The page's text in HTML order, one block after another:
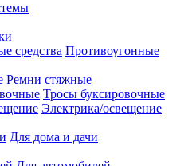
Противоугонные
Ремни стяжные
Тросы буксировочные
Электрика/освещение
Для дома и дачи